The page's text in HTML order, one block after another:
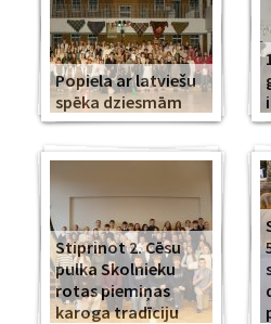
Popiela ar latviešu
spēka dziesmām
Stiprinot 2. Cēsu
pulka Skolnieku
rotas piemiņas
karoga tradīciju